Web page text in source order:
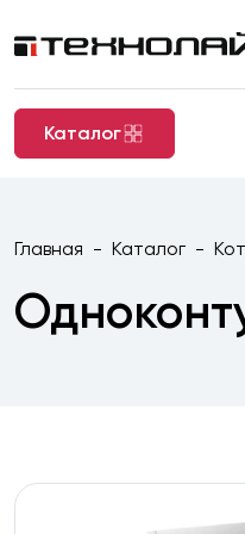
Каталог
Главная Каталог